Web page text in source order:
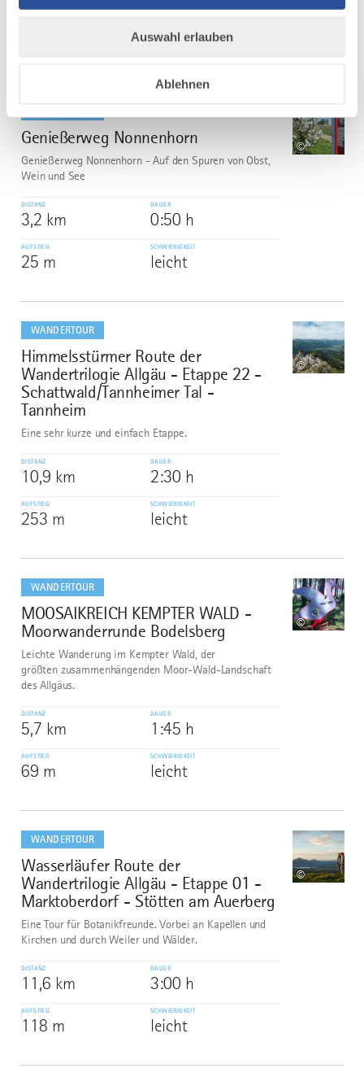
Auswahl erlauben
Ablehnen
leicht
5
Genießerweg Nonnenhorn
©
Genießerweg Nonnenhorn - Auf den Spuren von Obst,
Wein und See
DISTANZ
3,2 km
DAUER
0:50 h
AUFSTIEG
25 m
SCHWIERIGKEIT
leicht
WANDERTOUR
6
Himmelsstürmer Route der
Wandertrilogie Allgäu - Etappe 22 -
Schattwald/Tannheimer Tal -
Tannheim
©
Eine sehr kurze und einfach Etappe.
DISTANZ
10,9 km
DAUER
2:30 h
AUFSTIEG
253 m
SCHWIERIGKEIT
leicht
dazu
WANDERTOUR
7
MOOSAIKREICH KEMPTER WALD -
Moorwanderrunde Bodelsberg
©
Leichte Wanderung im Kempter Wald, der
größten zusammenhängenden Moor-Wald-Landschaft
des Allgäus.
DISTANZ
5,7 km
DAUER
1:45 h
AUFSTIEG
69 m
SCHWIERIGKEIT
leicht
dazu
WANDERTOUR
8
Wasserläufer Route der
Wandertrilogie Allgäu - Etappe 01 -
Marktoberdorf - Stötten am Auerberg
©
Eine Tour für Botanikfreunde. Vorbei an Kapellen und
Kirchen und durch Weiler und Wälder.
DISTANZ
11,6 km
DAUER
3:00 h
AUFSTIEG
118 m
SCHWIERIGKEIT
leicht
dazu